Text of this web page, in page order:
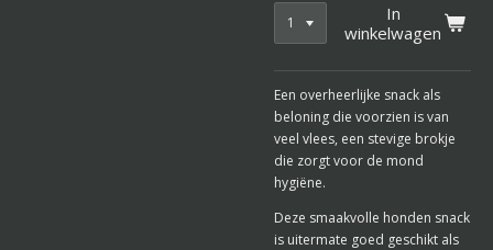
In
winkelwagen
Een overheerlijke snack als
beloning die voorzien is van
veel vlees, een stevige brokje
die zorgt voor de mond
hygiëne.
Deze smaakvolle honden snack
is uitermate goed geschikt als